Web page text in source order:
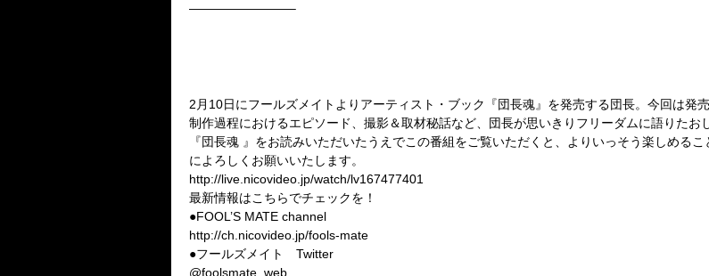
————————–
2月10日にフールズメイトよりアーティスト・ブック『団長魂』を発売する団長。今回は発
制作過程におけるエピソード、撮影＆取材秘話など、団長が思いきりフリーダムに語りたお
『団長魂 』をお読みいただいたうえでこの番組をご覧いただくと、よりいっそう楽しめる
によろしくお願いいたします。
http://live.nicovideo.jp/watch/lv167477401
最新情報はこちらでチェックを！
●FOOL’S MATE channel
http://ch.nicovideo.jp/fools-mate
●フールズメイト Twitter
@foolsmate_web